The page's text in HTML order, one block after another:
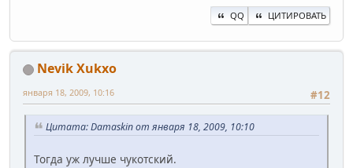
QQ ЦИТИРОВАТЬ
Nevik Xukxo
#12
января 18, 2009, 10:16
Цитата: Damaskin от января 18, 2009, 10:10
Тогда уж лучше чукотский.